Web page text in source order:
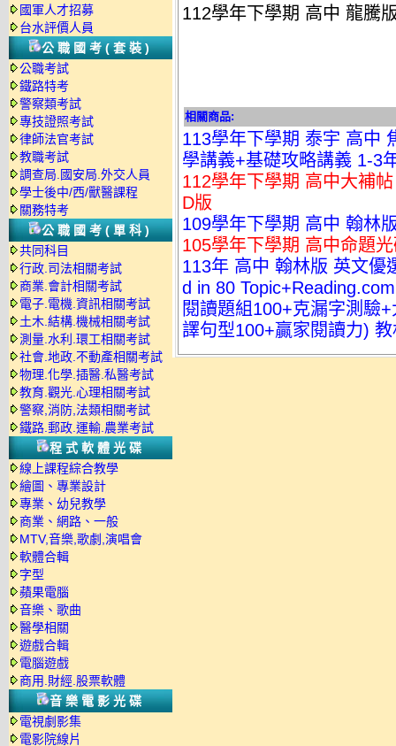
國軍人才招募
台水評價人員
公職國考(套裝)
公職考試
鐵路特考
警察類考試
專技證照考試
律師法官考試
教職考試
調查局.國安局.外交人員
學士後中/西/獸醫課程
關務特考
公職國考(單科)
共同科目
行政.司法相關考試
商業.會計相關考試
電子.電機.資訊相關考試
土木.結構.機械相關考試
測量.水利.環工相關考試
社會.地政.不動產相關考試
物理.化學.插醫.私醫考試
教育.觀光.心理相關考試
警察,消防,法類相關考試
鐵路.郵政.運輸.農業考試
程式軟體光碟
線上課程綜合教學
繪圖、專業設計
專業、幼兒教學
商業、網路、一般
MTV,音樂,歌劇,演唱會
軟體合輯
字型
蘋果電腦
音樂、歌曲
醫學相關
遊戲合輯
電腦遊戲
商用.財經.股票軟體
音樂電影光碟
電視劇影集
電影院線片
112學年下學期 高中 龍騰
相關商品:
113學年下學期 泰宇 高中
學講義+基礎攻略講義 1-3
112學年下學期 高中大補
D版
109學年下學期 高中 翰林
105學年下學期 高中命題
113年 高中 翰林版 英文優
d in 80
閱讀題組100+克漏字測驗
譯句型100+贏家閱讀力)